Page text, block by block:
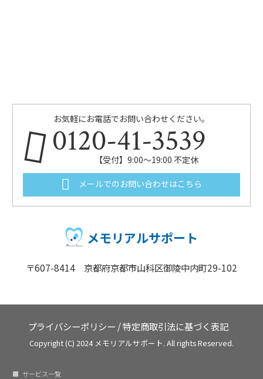
お気軽にお電話でお問い合わせください。
0120-41-3539
【受付】9:00～19:00 不定休
メールでのお問い合わせはこちら
メモリアルサポート
〒607-8414 京都府京都市山科区御陵中内町29-102
プライバシーポリシー /特定商取引法に基づく表記
Copyright (C) 2024 メモリアルサポート. All rights Reserved.
サービス一覧